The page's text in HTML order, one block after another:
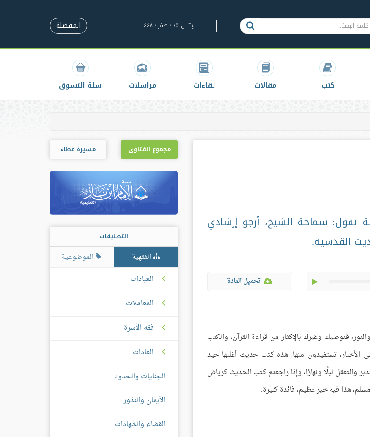
الإثنين ٢٥ / صفر / ١٤٤٨ المفضلة
كتب مقالات لقاءات مراسلات سلة التسوق
تقول: سماحة الشيخ، أرجو إرشادي
القدسية.
تحميل المادة
فنوصيك وغيرك بالإكثار من قراءة القرآن، والكتب
تستفيدون منها، هذه كتب حديث أغلبها جيد
والتعقل ليلًا ونهارًا، وإذا راجعتم كتب الحديث كرياض
هذا فيه خير عظيم، فائدة كبيرة.
مجموع الفتاوى مسيرة عطاء
التصنيفات
الفقهية
الموضوعية
العبادات
المعاملات
فقه الأسرة
العادات
الجنايات والحدود
الأيمان والنذور
القضاء والشهادات